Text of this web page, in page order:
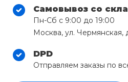
Самовывоз со
Пн-Сб с 9:00 до 19:00
Москва, ул. Чермянская,
DPD
Отправляем заказы по